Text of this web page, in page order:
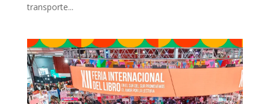
transporte...